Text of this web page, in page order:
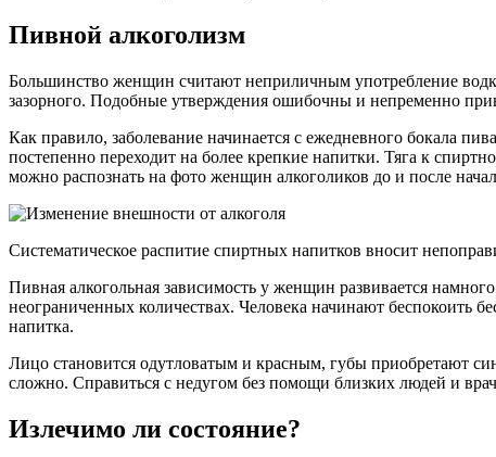
Пивной алкоголизм
Большинство женщин считают неприличным употребление
зазорного. Подобные утверждения ошибочны и непременно
Как правило, заболевание начинается с ежедневного бокала
постепенно переходит на более крепкие напитки. Тяга к
можно распознать на фото женщин алкоголиков до и после
Систематическое распитие спиртных напитков вносит
Пивная алкогольная зависимость у женщин развивается
неограниченных количествах. Человека начинают беспокоить
напитка.
Лицо становится одутловатым и красным, губы приобретают
сложно. Справиться с недугом без помощи близких людей и
Излечимо ли состояние?